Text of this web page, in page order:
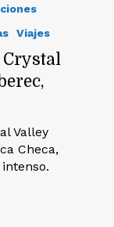
Viajes
Valley
Checa,